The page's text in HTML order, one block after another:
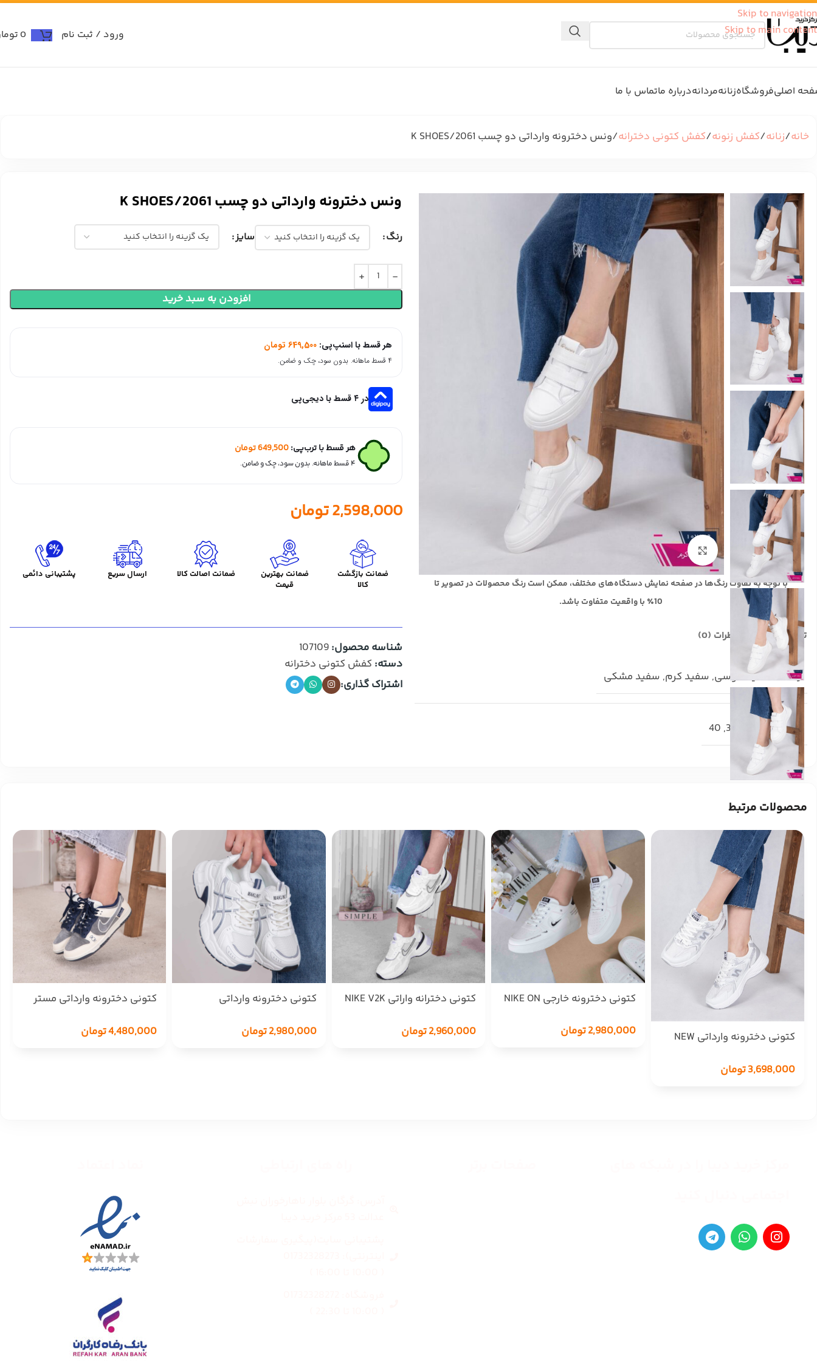
Skip to navigation
Skip to main content
ورود / ثبت نام 0
اصلیفروشگاهزنانهمردانهدرباره ماتماس با ما
خانه زنانه کفش زنونه کفش کتونی دخترانه ونس دخترونه وارداتی دو چسب K SHOES/2061
بزرگنمایی تصویر
با توجه به تفاوت رنگ‌ها در صفحه نمایش دستگاه‌های مختلف، ممکن است رنگ محصولات در تصویر تا
10٪ با واقعیت متفاوت باشد.
توضیحات تکمیلی نظرات (0)
رنگ سفید طوسی, سفید کرم, سفید مشکی
سایز 37
39
,
40
ونس دخترونه وارداتی دو چسب K SHOES/2061
رنگ سایز
افزودن به سبد خرید
هر قسط با اسنپ‌پی: 649,500 تومان
۴ قسط ماهانه. بدون سود، چک و ضامن.
در ۴ قسط با دیجی‌پی
هر قسط با ترب‌پی:649,500تومان
۴ قسط ماهانه. بدون سود، چک و ضامن.
2,598,000تومان
ضمانت بازگشت
کالا
ضمانت بهترین
قیمت
ضمانت اصالت کالا ارسال سریع پشتیبانی دائمی
شناسه محصول:107109
دسته: کفش کتونی دخترانه
اشتراک گذاری:
محصولات مرتبط
کتونی دخترونه وارداتی NEW
3,698,000تومان
کتونی دخترونه خارجی NIKE ON
2,980,000تومان
کتونی دخترانه واراتی NIKE V2K
2,960,000تومان
کتونی دخترونه وارداتی
2,980,000تومان
کتونی دخترونه وارداتی مستر
4,480,000تومان